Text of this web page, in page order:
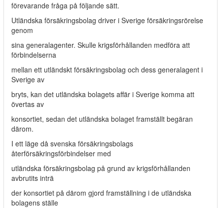
förevarande fråga på följande sätt.
Utländska försäkringsbolag driver i Sverige försäkringsrörelse
genom
sina generalagenter. Skulle krigsförhållanden medföra att
förbindelserna
mellan ett utländskt försäkringsbolag och dess generalagent i
Sverige av­
bryts, kan det utländska bolagets affär i Sverige komma att
övertas av
konsortiet, sedan det utländska bolaget framställt begäran
därom.
I ett läge då svenska försäkringsbolags
återförsäkringsförbindelser med
utländska försäkringsbolag på grund av krigsförhållanden
avbrutits inträ­
der konsortiet på därom gjord framställning i de utländska
bolagens ställe